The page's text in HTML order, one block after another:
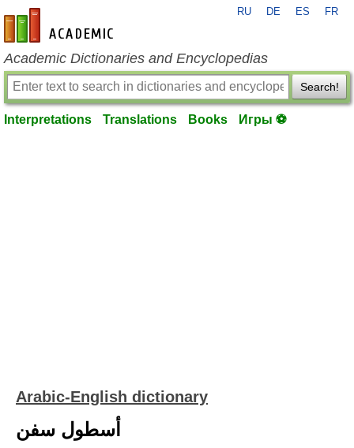
en-academic.com
RU DE ES FR
Academic Dictionaries and Encyclopedias
Search!
Interpretations Translations Books Игры ⚽
Arabic-English dictionary
أسطول سفن